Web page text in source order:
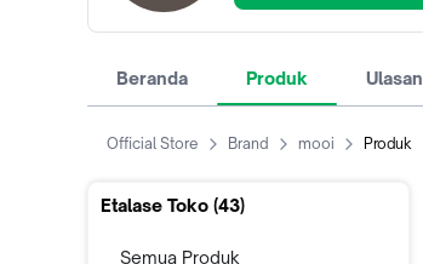
Beranda Produk Ulasan
Official Store Brand mooi Produk
Etalase Toko (43)
Semua Produk